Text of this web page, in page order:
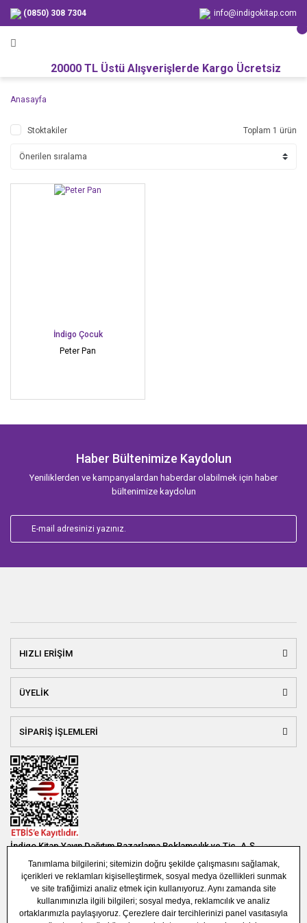
(0850) 308 7304 info@indigokitap.com
20000 TL Üstü Alışverişlerde Kargo Ücretsiz
Anasayfa
Stoktakiler Toplam 1 ürün
İndigo Çocuk
Peter Pan
Haber Bültenimize Kaydolun
Yeniliklerden ve kampanyalardan haberdar olabilmek için haber
bültenimize kaydolun
HIZLI ERİŞİM
ÜYELİK
SİPARİŞ İŞLEMLERİ
İndigo Kitap Yayın Dağıtım Pazarlama Reklamcılık ve Tic. A.Ş.
Bağlar Mah. 19. Sok. Bina No:1E 1. Bodrum Kat. Güneşli - Bağcılar /
İSTANBUL
(0850) 308 7304